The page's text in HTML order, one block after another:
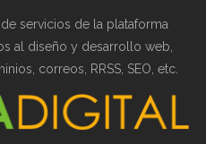
servicios de la plataforma
al diseño y desarrollo web,
correos, RRSS, SEO, etc.